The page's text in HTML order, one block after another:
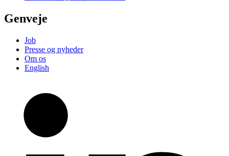
Genveje
Job
Presse og nyheder
Om os
English